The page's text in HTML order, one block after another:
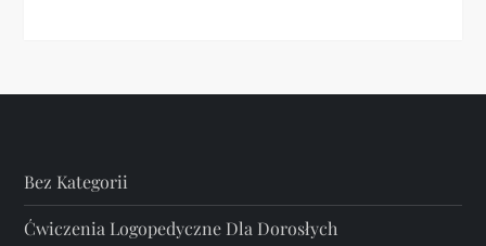
Bez Kategorii
Ćwiczenia Logopedyczne Dla Dorosłych